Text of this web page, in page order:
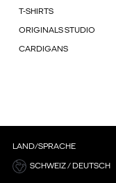
T-SHIRTS
ORIGINALS STUDIO
CARDIGANS
LAND/SPRACHE
SCHWEIZ / DEUTSCH